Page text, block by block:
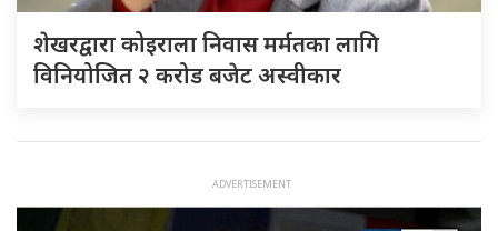
शेखरद्वारा कोइराला निवास मर्मतका लागि
विनियोजित २ करोड बजेट अस्वीकार